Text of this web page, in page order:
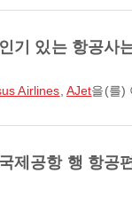
기 있는 항공사
Airlines AJet을(를)
제공항 행 항공